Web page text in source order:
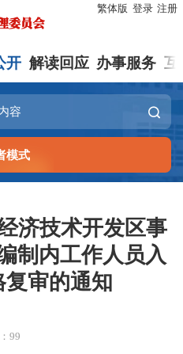
繁体版 登录 注册
开 解读回应 办事服务 互
模式
济技术开发区事
制内工作人员入
复审的通知
99